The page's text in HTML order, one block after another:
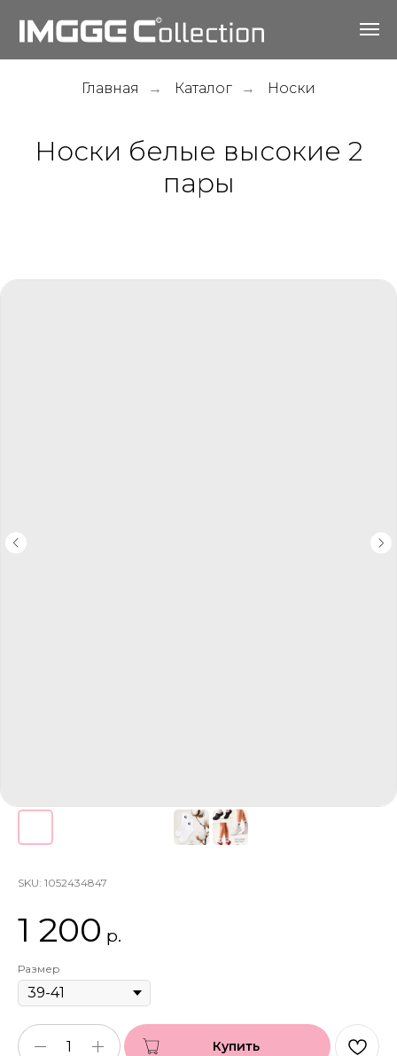
Главная → Каталог → Носки
Носки белые высокие 2
пары
SKU: 1052434847
1 200 р.
Размер
Купить